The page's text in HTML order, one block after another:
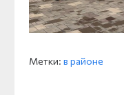
Метки: в районе